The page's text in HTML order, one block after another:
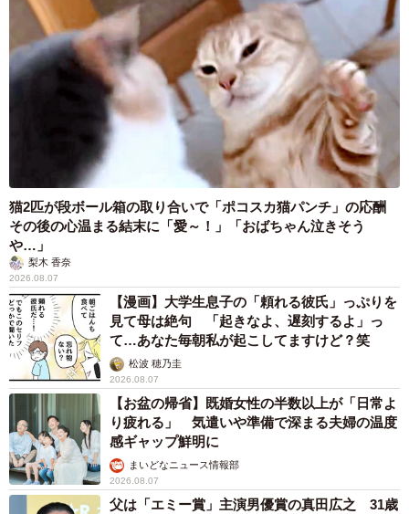
猫2匹が段ボール箱の取り合いで「ポコスカ猫パンチ」の応酬
その後の心温まる結末に「愛～！」「おばちゃん泣きそう
や…」
梨木 香奈
2026.08.07
【漫画】大学生息子の「頼れる彼氏」っぷりを
見て母は絶句 「起きなよ、遅刻するよ」っ
て…あなた毎朝私が起こしてますけど？笑
松波 穂乃圭
2026.08.07
【お盆の帰省】既婚女性の半数以上が「日常よ
り疲れる」 気遣いや準備で深まる夫婦の温度
感ギャップ鮮明に
まいどなニュース情報部
2026.08.07
父は「エミー賞」主演男優賞の真田広之 31歳